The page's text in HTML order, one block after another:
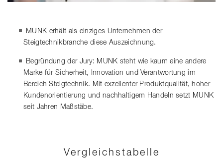
MUNK erhält als einziges Unternehmen der
Steigtechnikbranche diese Auszeichnung.
Begründung der Jury: MUNK steht wie kaum eine andere
Marke für Sicherheit, Innovation und Verantwortung im
Bereich Steigtechnik. Mit exzellenter Produktqualität, hoher
Kundenorientierung und nachhaltigem Handeln setzt MUNK
seit Jahren Maßstäbe.
Vergleichstabelle